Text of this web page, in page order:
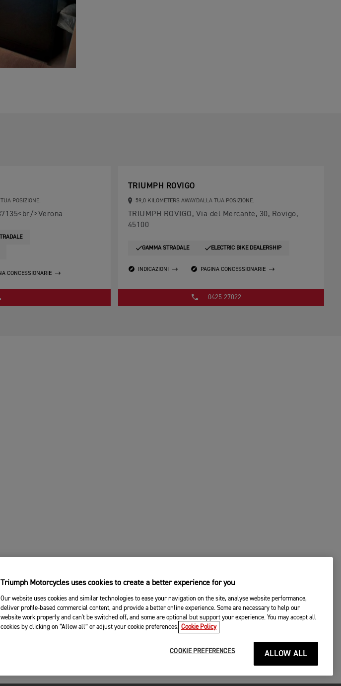
POSIZIONE.
>Verona
CONCESSIONARIE
TRIUMPH ROVIGO
59,0 KILOMETERS AWAYDALLA TUA POSIZIONE.
TRIUMPH ROVIGO, Via del Mercante, 30, Rovigo,
45100
GAMMA STRADALE ELECTRIC BIKE DEALERSHIP
INDICAZIONI PAGINA CONCESSIONARIE
0425 27022
Triumph Motorcycles uses cookies to create a better experience for you
Our website uses cookies and similar technologies to ease your navigation on the site, analyse website performance,
deliver profile-based commercial content, and provide a better online experience. Some are necessary to help our
website work properly and can't be switched off, and some are optional but support your experience. You may accept all
cookies by clicking on “Allow all” or adjust your cookie preferences. Cookie Policy
COOKIE PREFERENCES ALLOW ALL